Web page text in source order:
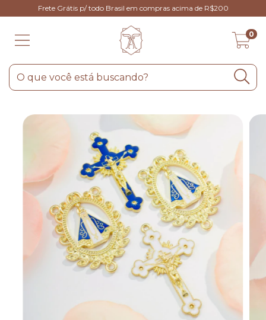
Frete Grátis p/ todo Brasil em compras acima de R$200
0